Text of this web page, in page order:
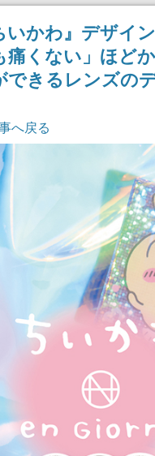
覚ましアラー
Steamに
続編『
の9月2日
記念した
いかわ』デザイ
痛くない」ほど
できるレンズの
へ戻る